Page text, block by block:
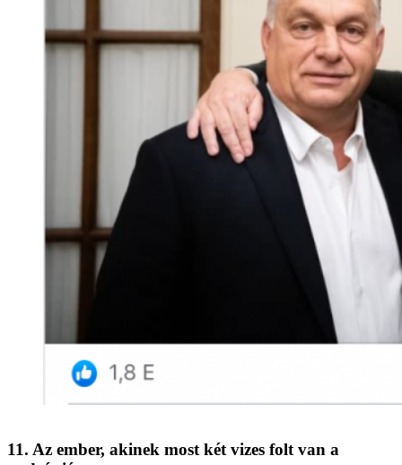
11. Az ember, akinek most két vizes folt van a